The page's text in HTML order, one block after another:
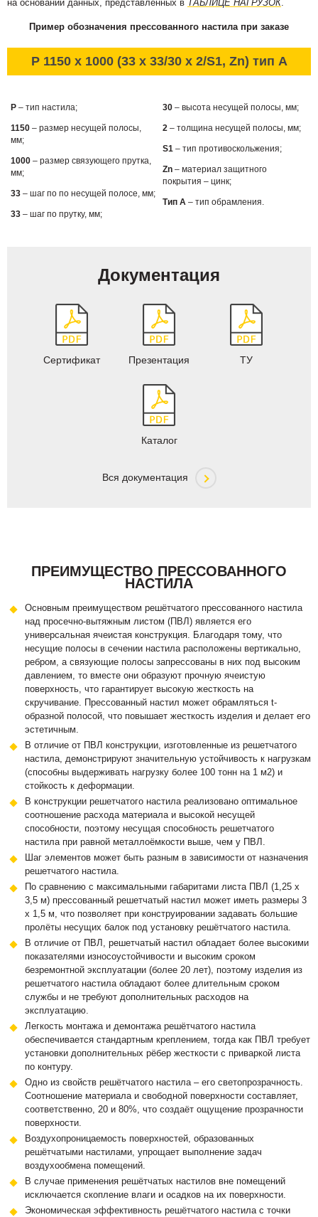
на основании данных, представленных в ТАБЛИЦЕ НАГРУЗОК.
Пример обозначения прессованного настила при заказе
P 1150 x 1000 (33 x 33/30 x 2/S1, Zn) тип А
P – тип настила;
1150 – размер несущей полосы,
мм;
1000 – размер связующего прутка,
мм;
33 – шаг по по несущей полосе, мм;
33 – шаг по прутку, мм;
30 – высота несущей полосы, мм;
2 – толщина несущей полосы, мм;
S1 – тип противоскольжения;
Zn – материал защитного
покрытия – цинк;
Тип А – тип обрамления.
Документация
Сертификат Презентация ТУ
Каталог
Вся документация
ПРЕИМУЩЕСТВО ПРЕССОВАННОГО
НАСТИЛА
Основным преимуществом решётчатого прессованного настила
над просечно-вытяжным листом (ПВЛ) является его
универсальная ячеистая конструкция. Благодаря тому, что
несущие полосы в сечении настила расположены вертикально,
ребром, а связующие полосы запрессованы в них под высоким
давлением, то вместе они образуют прочную ячеистую
поверхность, что гарантирует высокую жесткость на
скручивание. Прессованный настил может обрамляться t-
образной полосой, что повышает жесткость изделия и делает его
эстетичным.
В отличие от ПВЛ конструкции, изготовленные из решетчатого
настила, демонстрируют значительную устойчивость к нагрузкам
(способны выдерживать нагрузку более 100 тонн на 1 м2) и
стойкость к деформации.
В конструкции решетчатого настила реализовано оптимальное
соотношение расхода материала и высокой несущей
способности, поэтому несущая способность решетчатого
настила при равной металлоёмкости выше, чем у ПВЛ.
Шаг элементов может быть разным в зависимости от назначения
решетчатого настила.
По сравнению с максимальными габаритами листа ПВЛ (1,25 х
3,5 м) прессованный решетчатый настил может иметь размеры 3
х 1,5 м, что позволяет при конструировании задавать большие
пролёты несущих балок под установку решётчатого настила.
В отличие от ПВЛ, решетчатый настил обладает более высокими
показателями износоустойчивости и высоким сроком
безремонтной эксплуатации (более 20 лет), поэтому изделия из
решетчатого настила обладают более длительным сроком
службы и не требуют дополнительных расходов на
эксплуатацию.
Легкость монтажа и демонтажа решётчатого настила
обеспечивается стандартным креплением, тогда как ПВЛ требует
установки дополнительных рёбер жесткости с приваркой листа
по контуру.
Одно из свойств решётчатого настила – его светопрозрачность.
Соотношение материала и свободной поверхности составляет,
соответственно, 20 и 80%, что создаёт ощущение прозрачности
поверхности.
Воздухопроницаемость поверхностей, образованных
решётчатыми настилами, упрощает выполнение задач
воздухообмена помещений.
В случае применения решётчатых настилов вне помещений
исключается скопление влаги и осадков на их поверхности.
Экономическая эффективность решётчатого настила с точки